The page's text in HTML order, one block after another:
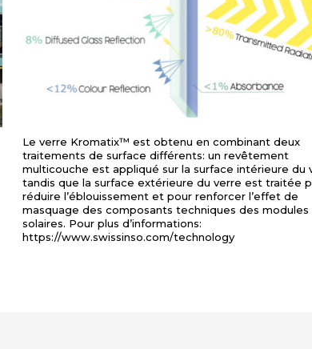
Le verre Kromatix™ est obtenu en combinant deux
traitements de surface différents: un revêtement
multicouche est appliqué sur la surface intérieure du
tandis que la surface extérieure du verre est traitée
réduire l’éblouissement et pour renforcer l’effet de
masquage des composants techniques des modules
solaires. Pour plus d’informations:
https://www.swissinso.com/technology